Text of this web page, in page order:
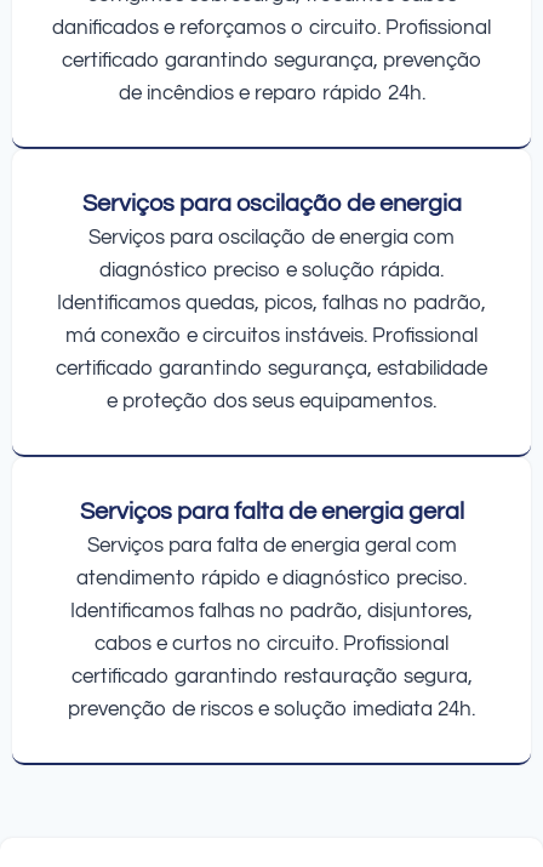
danificados e reforçamos o circuito. Profissional
certificado garantindo segurança, prevenção
de incêndios e reparo rápido 24h.
Serviços para oscilação de energia
Serviços para oscilação de energia com
diagnóstico preciso e solução rápida.
Identificamos quedas, picos, falhas no padrão,
má conexão e circuitos instáveis. Profissional
certificado garantindo segurança, estabilidade
e proteção dos seus equipamentos.
Serviços para falta de energia geral
Serviços para falta de energia geral com
atendimento rápido e diagnóstico preciso.
Identificamos falhas no padrão, disjuntores,
cabos e curtos no circuito. Profissional
certificado garantindo restauração segura,
prevenção de riscos e solução imediata 24h.